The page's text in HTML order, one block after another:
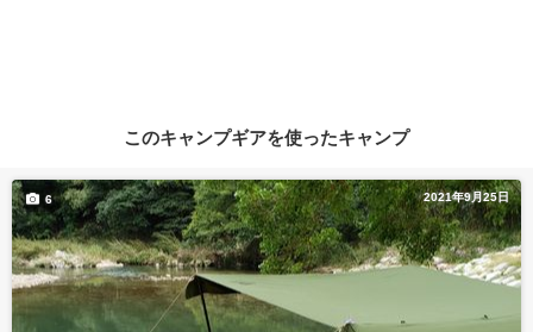
このキャンプギアを使ったキャンプ
2021年9月25日
6